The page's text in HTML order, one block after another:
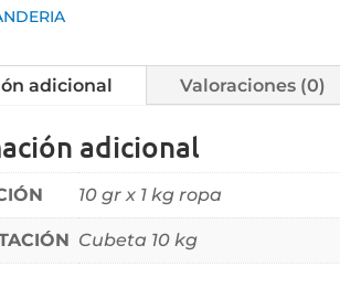
adicional Valoraciones (0)
adicional
10 gr x 1 kg ropa
Cubeta 10 kg